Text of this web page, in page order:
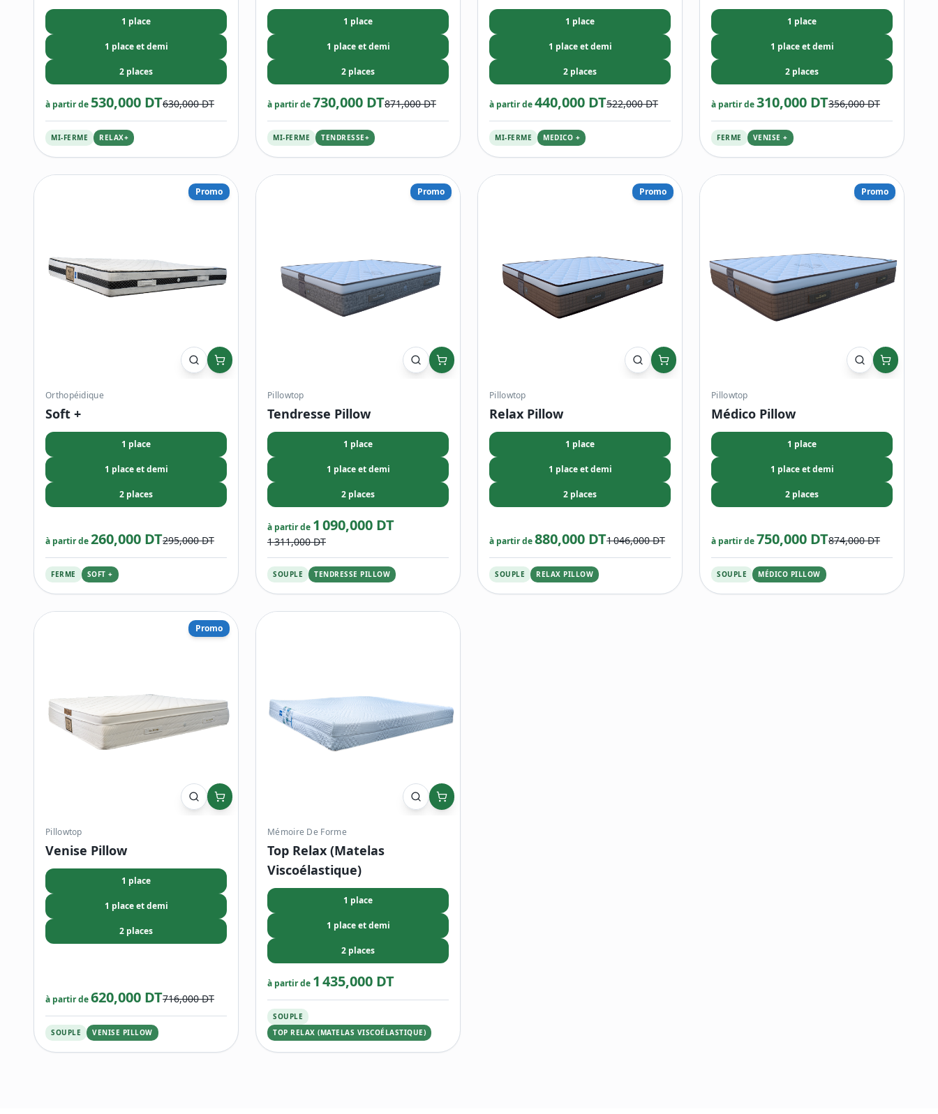
1 place
1 place et demi
2 places
à partir de 530,000 DT630,000 DT
MI-FERME RELAX+
1 place
1 place et demi
2 places
à partir de730,000 DT871,000 DT
MI-FERME TENDRESSE+
1 place
1 place et demi
2 places
à partir de440,000 DT522,000 DT
MI-FERME MEDICO +
1 place
1 place et demi
2 places
à partir de310,000 DT356,000 DT
FERME VENISE +
Promo
Orthopéidique
Soft +
1 place
1 place et demi
2 places
à partir de260,000 DT295,000 DT
FERME SOFT +
Promo
Pillowtop
Tendresse Pillow
1 place
1 place et demi
2 places
à partir de 1 090,000 DT
1 311,000 DT
SOUPLE TENDRESSE PILLOW
Promo
Pillowtop
Relax Pillow
1 place
1 place et demi
2 places
à partir de880,000 DT1 046,000 DT
SOUPLE RELAX PILLOW
Promo
Pillowtop
Médico Pillow
1 place
1 place et demi
2 places
à partir de750,000 DT874,000 DT
SOUPLE MÉDICO PILLOW
Promo
Pillowtop
Venise Pillow
1 place
1 place et demi
2 places
à partir de620,000 DT716,000 DT
SOUPLE VENISE PILLOW
Mémoire De Forme
Top Relax (Matelas
Viscoélastique)
1 place
1 place et demi
2 places
à partir de 1 435,000 DT
SOUPLE
TOP RELAX (MATELAS VISCOÉLASTIQUE)